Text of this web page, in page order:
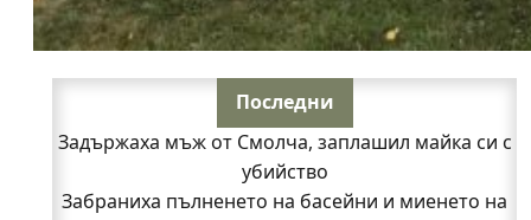
Последни
Задържаха мъж от Смолча, заплашил майка си с
убийство
Забраниха пълненето на басейни и миенето на